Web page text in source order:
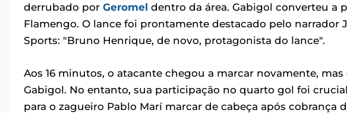
derrubado por Geromel dentro da área. Gabigol converteu a
Flamengo. O lance foi prontamente destacado pelo narrador
Sports: "Bruno Henrique, de novo, protagonista do lance".
Aos 16 minutos, o atacante chegou a marcar novamente,
Gabigol. No entanto, sua participação no quarto gol foi
para o zagueiro Pablo Marí marcar de cabeça após cobrança